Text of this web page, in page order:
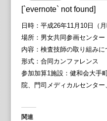
[`evernote` not found]
日時：平成26年11月10日（
場所：男女共同参画センタ
内容：検査技師の取り組みに
形式：合同カンファレンス
参加加算1施設：健和会大手
院、門司メディカルセンタ
関連